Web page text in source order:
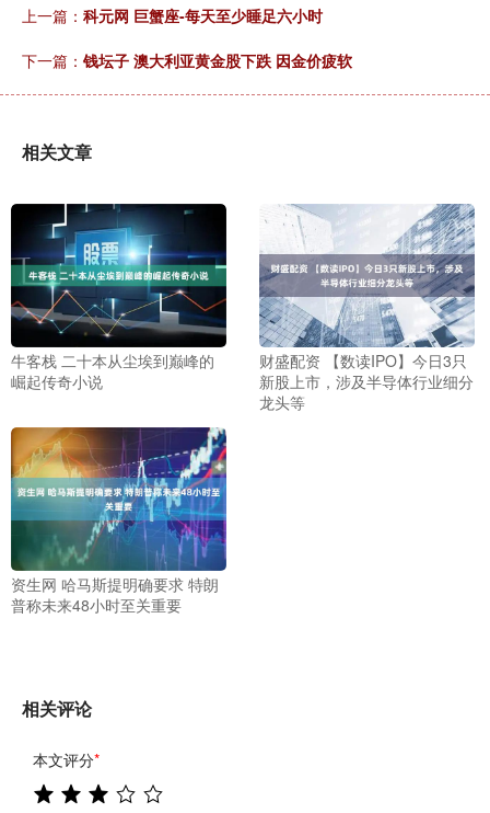
上一篇： 科元网 巨蟹座-每天至少睡足六小时
下一篇： 钱坛子 澳大利亚黄金股下跌 因金价疲软
相关文章
牛客栈 二十本从尘埃到巅峰的
崛起传奇小说
财盛配资 【数读IPO】今日3只
新股上市，涉及半导体行业细分
龙头等
资生网 哈马斯提明确要求 特朗
普称未来48小时至关重要
相关评论
本文评分*